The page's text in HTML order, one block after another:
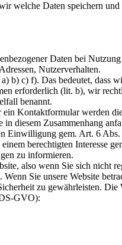
welche Daten speichern
Daten bei
Nutzerverhalten.
b) c) f). Das bedeutet, dass
erforderlich (lit. b), wir
benannt.
Kontaktformular werden
diesem Zusammenhang
Einwilligung gem. Art. 6
berechtigten Interesse
zu informieren.
also wenn Sie sich nicht
Sie unsere Website
zu gewährleisten.
GVO):